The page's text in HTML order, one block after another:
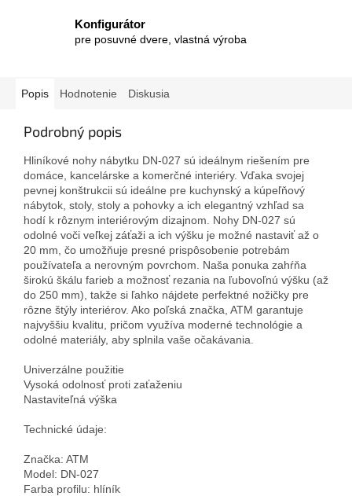
Konfigurátor
pre posuvné dvere, vlastná výroba
Popis Hodnotenie Diskusia
Podrobný popis
Hliníkové nohy nábytku DN-027 sú ideálnym riešením pre
domáce, kancelárske a komerčné interiéry. Vďaka svojej
pevnej konštrukcii sú ideálne pre kuchynský a kúpeľňový
nábytok, stoly, stoly a pohovky a ich elegantný vzhľad sa
hodí k rôznym interiérovým dizajnom. Nohy DN-027 sú
odolné voči veľkej záťaži a ich výšku je možné nastaviť až o
20 mm, čo umožňuje presné prispôsobenie potrebám
používateľa a nerovným povrchom. Naša ponuka zahŕňa
širokú škálu farieb a možnosť rezania na ľubovoľnú výšku (až
do 250 mm), takže si ľahko nájdete perfektné nožičky pre
rôzne štýly interiérov. Ako poľská značka, ATM garantuje
najvyššiu kvalitu, pričom využíva moderné technológie a
odolné materiály, aby splnila vaše očakávania.
Univerzálne použitie
Vysoká odolnosť proti zaťaženiu
Nastaviteľná výška
Technické údaje:
Značka: ATM
Model: DN-027
Farba profilu: hlíník